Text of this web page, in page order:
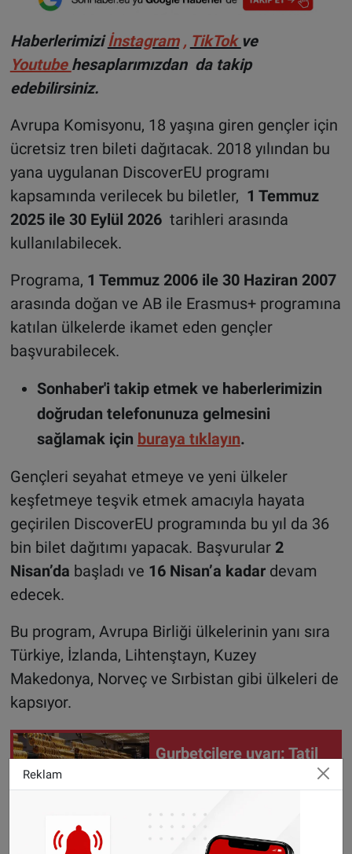
Haberlerimiziİnstagram , TikTok ve
Youtube hesaplarımızdan da takip
edebilirsiniz.
Avrupa Komisyonu, 18 yaşına giren gençler için
ücretsiz tren bileti dağıtacak. 2018 yılından bu
yana uygulanan DiscoverEU programı
kapsamında verilecek bu biletler, 1 Temmuz
2025 ile 30 Eylül 2026tarihleri arasında
kullanılabilecek.
Programa, 1 Temmuz 2006 ile 30 Haziran 2007
arasında doğan ve AB ile Erasmus+ programına
katılan ülkelerde ikamet eden gençler
başvurabilecek.
Sonhaber'i takip etmek ve haberlerimizin
doğrudan telefonunuza gelmesini
sağlamak için buraya tıklayın.
Gençleri seyahat etmeye ve yeni ülkeler
keşfetmeye teşvik etmek amacıyla hayata
geçirilen DiscoverEU programında bu yıl da 36
bin bilet dağıtımı yapacak. Başvurular 2
Nisan’da başladı ve 16 Nisan’a kadardevam
edecek.
Bu program, Avrupa Birliği ülkelerinin yanı sıra
Türkiye, İzlanda, Lihtenştayn, Kuzey
Makedonya, Norveç ve Sırbistan gibi ülkeleri de
kapsıyor.
Gurbetçilere uyarı: Tatil
getirirken bu kuralları
unutmayın
Başvuru sürecinde gençlerin bazı genel kültür
Reklam